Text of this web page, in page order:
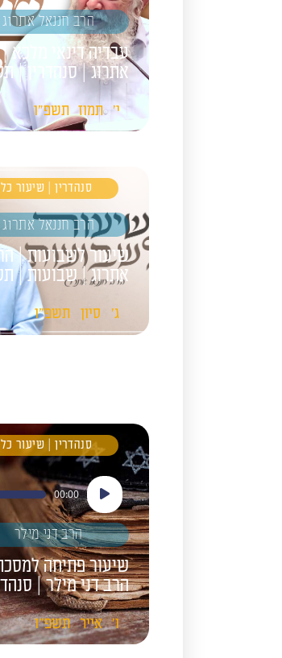
הרב חננאל אתרוג
עבדיה דינאי מלכא
אתרוג | סנהדרין |
י' תמוז תשפ"ו
סנהדרין | שיעור
הרב חננאל אתרוג
שיעור לשבועות |
אתרוג | שבועות |
ג' סיון תשפ"ו
סנהדרין | שיעור
נגן
אודיו
00:00
הרב דני מילר
שיעור פתיחה
הרב דני מילר |
ו' אייר תשפ"ו